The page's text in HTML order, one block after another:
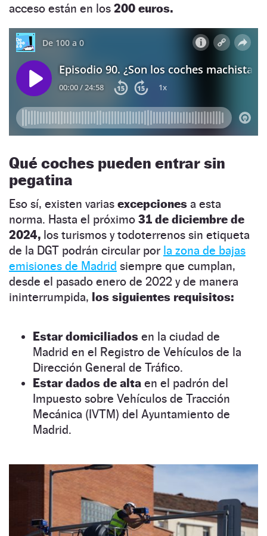
acceso están en los 200 euros.
Qué coches pueden entrar sin
pegatina
Eso sí, existen varias excepciones a esta
norma. Hasta el próximo 31 de diciembre de
2024, los turismos y todoterrenos sin etiqueta
de la DGT podrán circular por la zona de bajas
emisiones de Madrid siempre que cumplan,
desde el pasado enero de 2022 y de manera
ininterrumpida, los siguientes requisitos:
Estar domiciliados en la ciudad de
Madrid en el Registro de Vehículos de la
Dirección General de Tráfico.
Estar dados de alta en el padrón del
Impuesto sobre Vehículos de Tracción
Mecánica (IVTM) del Ayuntamiento de
Madrid.